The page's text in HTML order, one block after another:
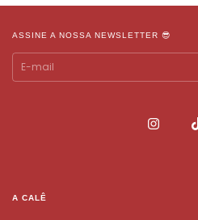
ASSINE A NOSSA NEWSLETTER 😎
A CALÊ